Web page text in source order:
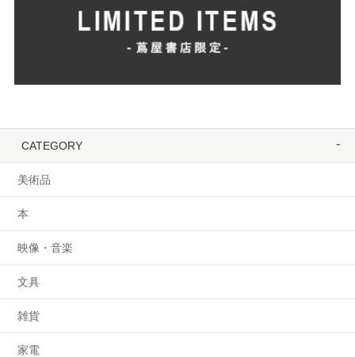
CATEGORY
美術品
本
映像・音楽
文具
雑貨
家電